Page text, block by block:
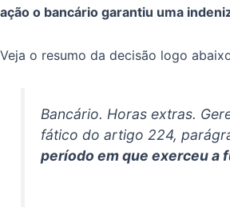
ação o bancário garantiu uma
Veja o resumo da decisão logo
Bancário. Horas extras.
fático do artigo 224,
período em que exerceu a